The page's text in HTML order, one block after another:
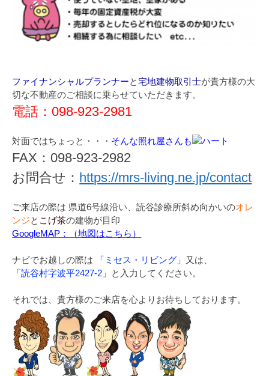
ファイナンシャルプランナーと宅地建物取引士が貴方様の大
切な不動産のご相談に乗らせていただきます。
電話：098-923-2981
対面ではちょっと・・・ そんな照れ屋さんも
FAX：098-923-2982
お問合せ： https://mrs-living.ne.jp/contact
ご来店の際は 県道6号線沿い、読谷診療所斜め向かいのオレ
ンジと こげ茶の建物が目印
GoogleMAP：（地図はこちら）
ナビでお越しの際は 「ミセス・リビング」
又は、
「読谷村字波平2427-2」
と入力してください。
それでは、貴方様のご来店を心よりお待ちしております。